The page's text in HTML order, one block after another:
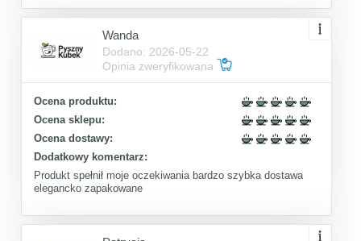
Wanda
Dodano: 2026-05-22
Opinia zweryfikowana
Ocena produktu:
Ocena sklepu:
Ocena dostawy:
Dodatkowy komentarz:
Produkt spełnił moje oczekiwania bardzo szybka dostawa
elegancko zapakowane